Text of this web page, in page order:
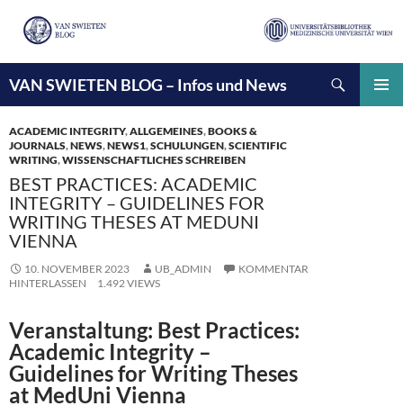
VAN SWIETEN BLOG – Infos und News
INHALT
SPRINGEN
ACADEMIC INTEGRITY,ALLGEMEINES,BOOKS &
JOURNALS,NEWS,NEWS1,SCHULUNGEN,SCIENTIFIC
WRITING,WISSENSCHAFTLICHES SCHREIBEN
BEST PRACTICES: ACADEMIC
INTEGRITY – GUIDELINES FOR
WRITING THESES AT MEDUNI
VIENNA
10. NOVEMBER 2023 UB_ADMIN
KOMMENTAR
HINTERLASSEN
1.492 VIEWS
Veranstaltung: Best Practices:
Academic Integrity –
Guidelines for Writing Theses
at MedUni Vienna